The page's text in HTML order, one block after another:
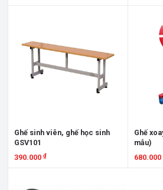
Ghế sinh viên, ghế học sinh
GSV101
390.000 ₫
Ghế
mẫu)
680.000